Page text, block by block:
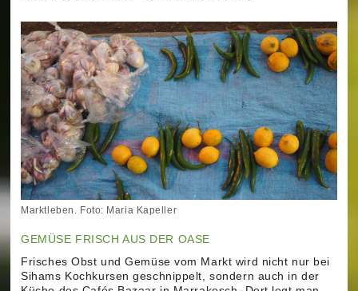
Marktleben. Foto: Maria Kapeller
GEMÜSE FRISCH AUS DER OASE
Frisches Obst und Gemüse vom Markt wird nicht nur bei
Sihams Kochkursen geschnippelt, sondern auch in der